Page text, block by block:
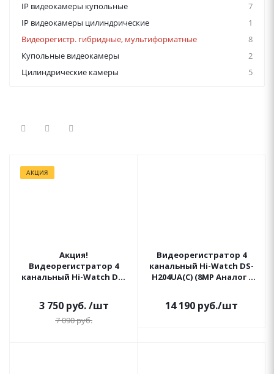
IP видеокамеры купольные
7
IP видеокамеры цилиндрические
1
Видеорегистр. гибридные, мультиформатные
8
Купольные видеокамеры
2
Цилиндрические камеры
5
АКЦИЯ
Акция!
Видеорегистратор 4
канальный Hi-Watch DS-
3 750руб. /шт
7 090руб.
Видеорегистратор 4
канальный Hi-Watch DS-
H204UA(C) (8MP Аналог /
14 190 руб./шт